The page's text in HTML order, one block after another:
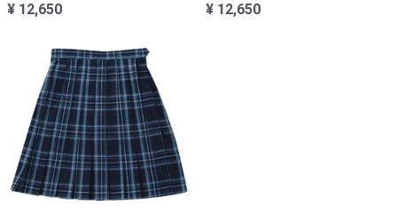
¥ 12,650
¥ 12,650